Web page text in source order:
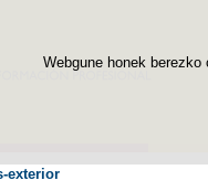
Webgune honek
exterior